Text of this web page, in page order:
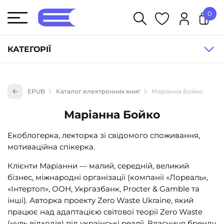
КАТЕГОРІЇ
Книги для дітей (836)
Книги для підлітків (240)
Науково-популярна література (1015)
Навчальна література та посібники (527)
Енциклопедії, довідники, словники (55)
Подарункові сертифікати (1)
0
EPUB Каталог електронних книг Маріанна Бойко
Маріанна Бойко
Екоблогерка, лекторка зі свідомого споживання,
мотиваційна спікерка.
Клієнти Маріанни — малий, середній, великий
бізнес, міжнародні організації (компанії «Лореаль»,
«Інтертоп», ООН, Укргазбанк, Procter & Gamble та
інші). Авторка проекту Zero Waste Ukraine, який
працює над адаптацією світової теорії Zero Waste